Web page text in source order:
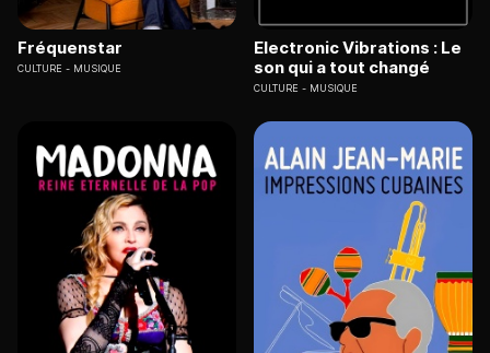
Fréquenstar
CULTURE MUSIQUE
Electronic Vibrations : Le
son qui a tout changé
CULTURE MUSIQUE